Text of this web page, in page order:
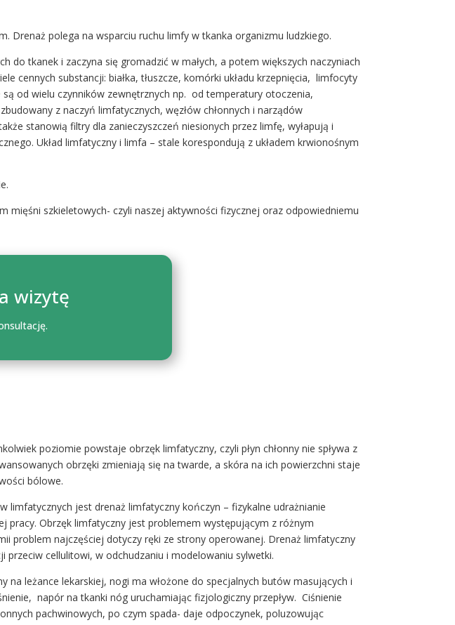
Drenaż polega na wsparciu ruchu limfy w tkanka organizmu ludzkiego.
tkanek i zaczyna się gromadzić w małych, a potem większych naczyniach
cennych substancji: białka, tłuszcze, komórki układu krzepnięcia, limfocyty
od wielu czynników zewnętrznych np. od temperatury otoczenia,
z naczyń limfatycznych, węzłów chłonnych i narządów
stanowią filtry dla zanieczyszczeń niesionych przez limfę, wyłapują i
Układ limfatyczny i limfa – stale korespondują z układem krwionośnym
mięśni szkieletowych- czyli naszej aktywności fizycznej oraz odpowiedniemu
wizytę
poziomie powstaje obrzęk limfatyczny, czyli płyn chłonny nie spływa z
obrzęki zmieniają się na twarde, a skóra na ich powierzchni staje
bólowe.
limfatycznych jest drenaż limfatyczny kończyn – fizykalne udrażnianie
pracy. Obrzęk limfatyczny jest problemem występującym z różnym
problem najczęściej dotyczy ręki ze strony operowanej. Drenaż limfatyczny
przeciw cellulitowi, w odchudzaniu i modelowaniu sylwetki.
na leżance lekarskiej, nogi ma włożone do specjalnych butów masujących i
napór na tkanki nóg uruchamiając fizjologiczny przepływ. Ciśnienie
pachwinowych, po czym spada- daje odpoczynek, poluzowując